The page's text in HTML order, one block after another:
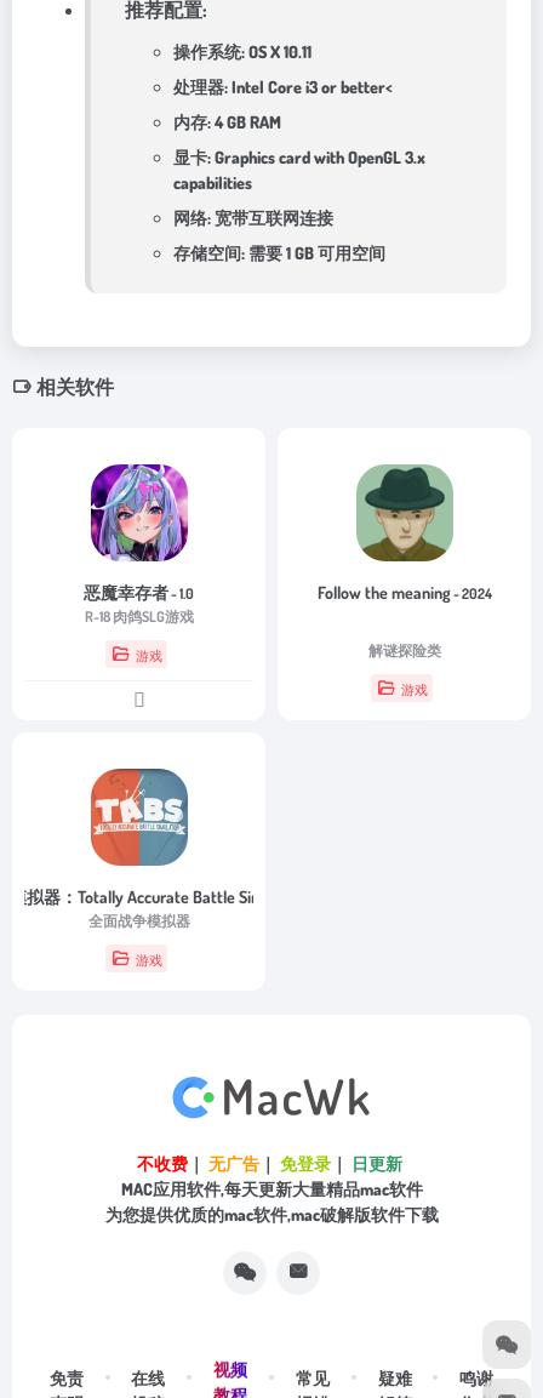
推荐配置:
操作系统: OS X 10.11
处理器: Intel Core i3 or better<
内存: 4 GB RAM
显卡: Graphics card with OpenGL 3.x
capabilities
网络: 宽带互联网连接
存储空间: 需要 1 GB 可用空间
相关软件
恶魔幸存者- 1.0
R-18 肉鸽SLG游戏
游戏
Follow the meaning- 2024
解谜探险类
游戏
模拟器：Totally Accurate Battle Simulator
全面战争模拟器
游戏
不收费 ｜ 无广告 ｜ 免登录 ｜
日更新
MAC应用软件,每天更新大量精品mac软件
为您提供优质的mac软件,mac破解版软件下载
免责
在线
视频
教程
常见
疑难
鸣谢